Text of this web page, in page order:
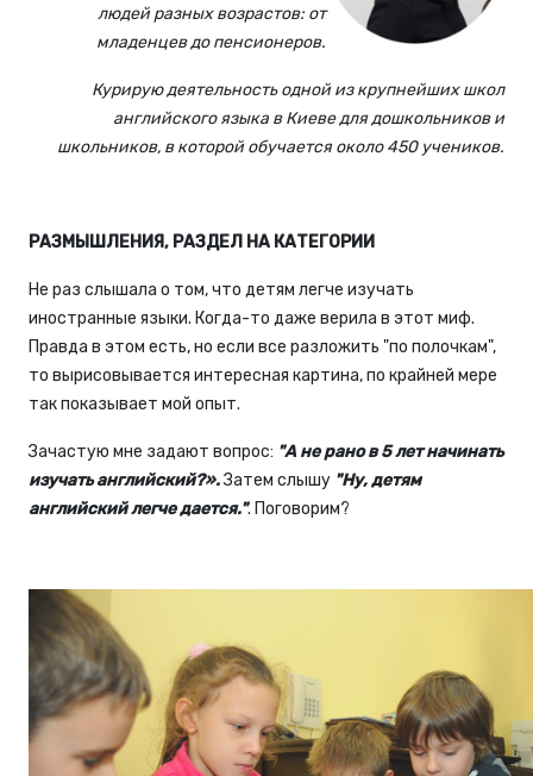
людей разных возрастов: от
младенцев до пенсионеров.
Курирую деятельность одной из крупнейших школ
английского языка в Киеве для дошкольников и
школьников, в которой обучается около 450 учеников.
РАЗМЫШЛЕНИЯ, РАЗДЕЛ НА КАТЕГОРИИ
Не раз слышала о том, что детям легче изучать
иностранные языки. Когда-то даже верила в этот миф.
Правда в этом есть, но если все разложить "по полочкам",
то вырисовывается интересная картина, по крайней мере
так показывает мой опыт.
Зачастую мне задают вопрос: "А не рано в 5 лет начинать
изучать английский?».Затем слышу "Ну, детям
английский легче дается.". Поговорим?